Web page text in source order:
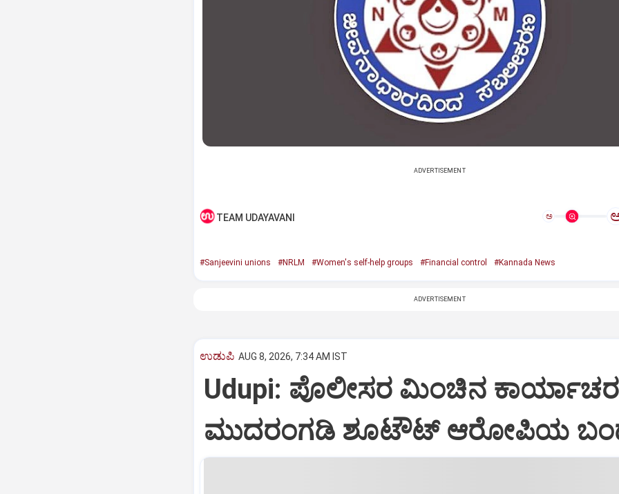
ADVERTISEMENT
TEAM UDAYAVANI ಅ
#Sanjeevini unions #NRLM #Women's self-help groups #Financial control #Kannada News
ADVERTISEMENT
ಉಡುಪಿ AUG 8, 2026, 7:34 AM IST
Udupi: ಪೊಲೀಸರ ಮಿಂಚಿನ
ಮುದರಂಗಡಿ ಶೂಟೌಟ್‌ ಆರೋಪಿಯ